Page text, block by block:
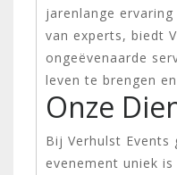
jarenlange
van experts, biedt
ongeëvenaarde
leven te brengen
Onze
Bij Verhulst Events
evenement uniek